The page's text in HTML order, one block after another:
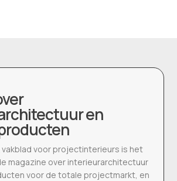
en
vakblad voor projectinterieurs is het
magazine over interieurarchitectuur
voor de totale projectmarkt, en